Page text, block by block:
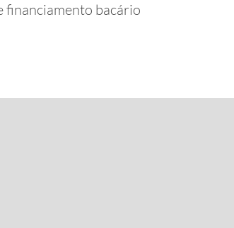
financiamento bacário